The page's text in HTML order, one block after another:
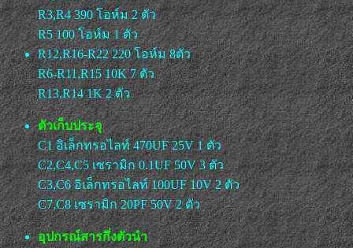
R3,R4 390 โอห์ม 2 ตัว
R5 100 โอห์ม 1 ตัว
R12,R16-R22 220 โอห์ม 8ตัว
R6-R11,R15 10K 7 ตัว
R13,R14 1K 2 ตัว
ตัวเก็บประจุ
C1 อิเล็กทรอไลท์ 470UF 25V 1 ตัว
C2,C4,C5 เซรามิก 0.1UF 50V 3 ตัว
C3,C6 อิเล็กทรอไลท์ 100UF 10V 2 ตัว
C7,C8 เซรามิก 20PF 50V 2 ตัว
อุปกรณ์สารกึ่งตัวนำ